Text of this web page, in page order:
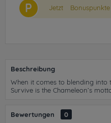
P Jetzt
Beschreibung
When it comes to blending into
Survive is the Chameleon’s
Bewertungen
0